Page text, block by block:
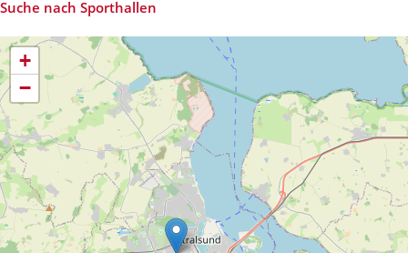
Suche nach Sporthallen
+
−